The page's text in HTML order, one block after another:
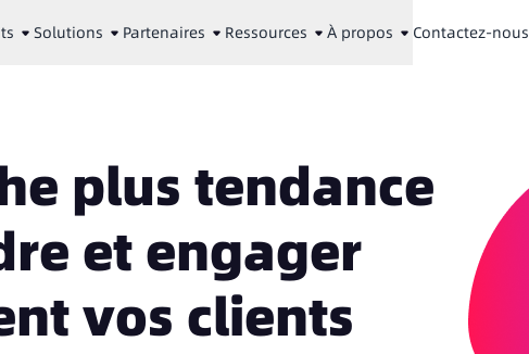
Solutions Partenaires Ressources À propos Contactez-nous
plus tendance
et engager
vos clients